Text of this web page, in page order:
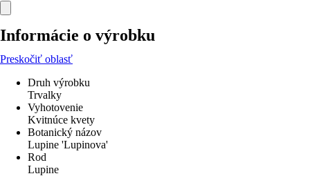
Informácie o výrobku
Preskočiť oblasť
Druh výrobku
Trvalky
Vyhotovenie
Kvitnúce kvety
Botanický názov
Lupine 'Lupinova'
Rod
Lupine